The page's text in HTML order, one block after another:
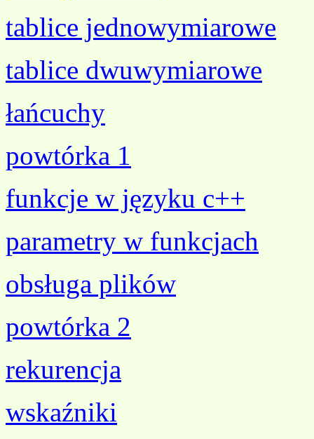
tablice jednowymiarowe
tablice dwuwymiarowe
łańcuchy
powtórka 1
funkcje w języku c++
parametry w funkcjach
obsługa plików
powtórka 2
rekurencja
wskaźniki